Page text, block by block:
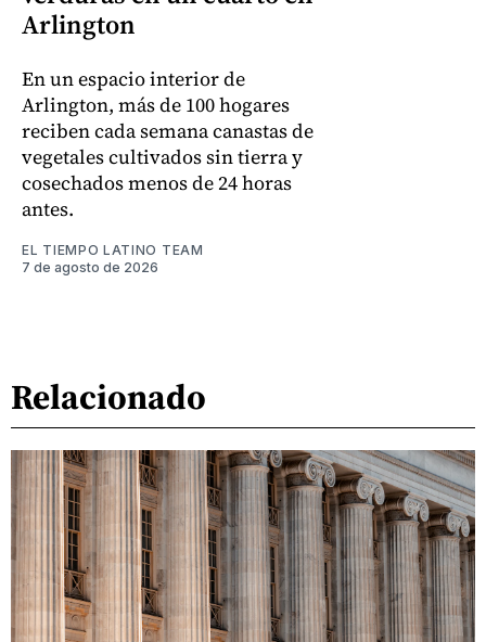
Arlington
En un espacio interior de
Arlington, más de 100 hogares
reciben cada semana canastas de
vegetales cultivados sin tierra y
cosechados menos de 24 horas
antes.
EL TIEMPO LATINO TEAM
7 de agosto de 2026
Relacionado